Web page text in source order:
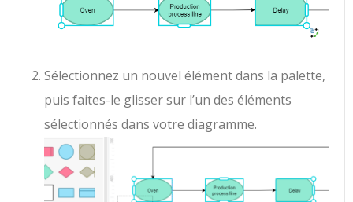
Sélectionnez un nouvel élément dans la palette,
puis faites-le glisser sur l’un des éléments
sélectionnés dans votre diagramme.